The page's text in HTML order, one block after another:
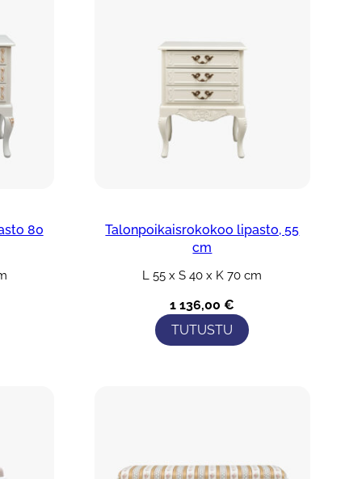
80
Talonpoikaisrokokoo lipasto, 55
cm
L 55 x S 40 x K 70 cm
1 136,00€
TUTUSTU